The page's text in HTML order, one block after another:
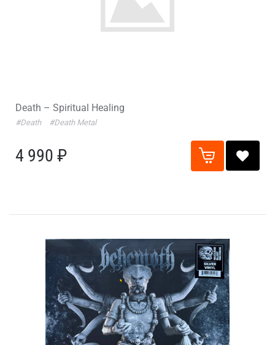
Death – Spiritual Healing
#Death #Death Metal
4 990 ₽